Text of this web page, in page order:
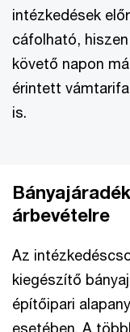
intézkedések
cáfolható,
követő napon
érintett
is.
árbevételre
Az
kiegészítő
építőipari
esetében. A